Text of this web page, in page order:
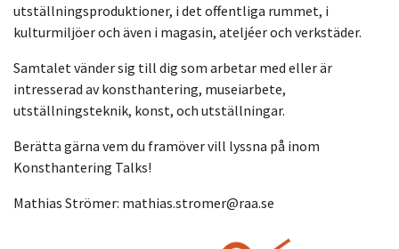
utställningsproduktioner, i det offentliga rummet, i
kulturmiljöer och även i magasin, ateljéer och verkstäder.
Samtalet vänder sig till dig som arbetar med eller är
intresserad av konsthantering, museiarbete,
utställningsteknik, konst, och utställningar.
Berätta gärna vem du framöver vill lyssna på inom
Konsthantering Talks!
Mathias Strömer: mathias.stromer@raa.se